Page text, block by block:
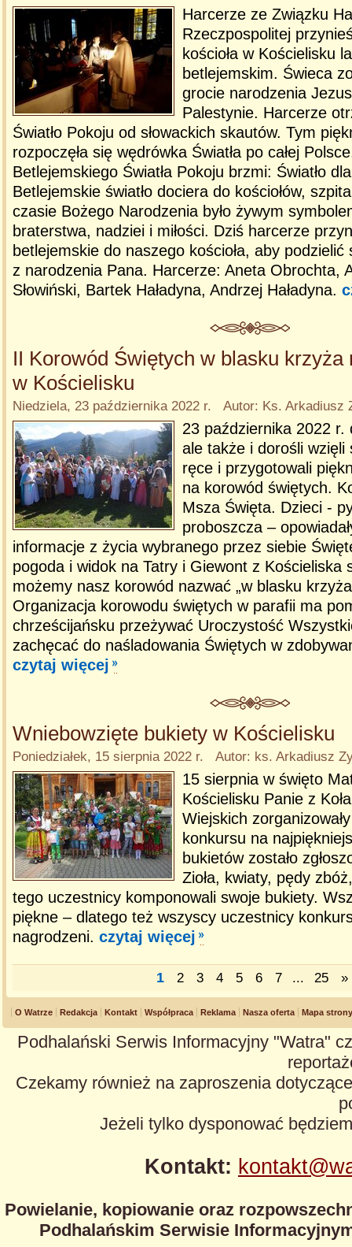
Harcerze ze Związku
Rzeczpospolitej
kościoła w Kościelisku
betlejemskim. Świeca
grocie narodzenia
Palestynie. Harcerze
Światło Pokoju od słowackich skautów. Tym
rozpoczęła się wędrówka Światła po całej
Betlejemskiego Światła Pokoju brzmi: Światło
Betlejemskie światło dociera do kościołów,
czasie Bożego Narodzenia było żywym
braterstwa, nadziei i miłości. Dziś harcerze
betlejemskie do naszego kościoła, aby
z narodzenia Pana. Harcerze: Aneta Obrochta,
Słowiński, Bartek Haładyna, Andrzej Haładyna.
II Korowód Świętych w blasku krzyża
w Kościelisku
Niedziela, 23 października 2022 r. Autor: Ks. Arkadiusz
23 października 2022 r.
ale także i dorośli wzięli
ręce i przygotowali
na korowód świętych.
Msza Święta. Dzieci -
proboszcza –
informacje z życia wybranego przez siebie
pogoda i widok na Tatry i Giewont z Kościeliska
możemy nasz korowód nazwać „w blasku
Organizacja korowodu świętych w parafii ma
chrześcijańsku przeżywać Uroczystość
zachęcać do naśladowania Świętych w
czytaj więcej
Wniebowzięte bukiety w Kościelisku
Poniedziałek, 15 sierpnia 2022 r. Autor: ks. Arkadiusz
15 sierpnia w święto
Kościelisku Panie z
Wiejskich
konkursu na
bukietów zostało
Zioła, kwiaty, pędy
tego uczestnicy komponowali swoje bukiety.
piękne – dlatego też wszyscy uczestnicy
nagrodzeni. czytaj więcej
1 2 3 4 5 6 7 ... 25 »
O Watrze Redakcja Kontakt Współpraca Reklama Nasza oferta Mapa strony
Podhalański Serwis Informacyjny "Watra"
Czekamy również na zaproszenia
Jeżeli tylko dysponować
Kontakt:
Powielanie, kopiowanie oraz
Podhalańskim Serwisie